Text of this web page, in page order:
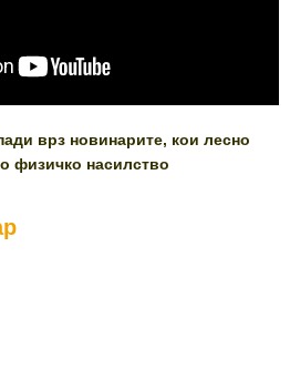
врз новинарите, кои лесно
физичко насилство